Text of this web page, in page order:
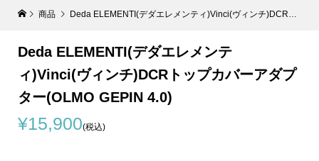
商品 Deda ELEMENTI(デダエレメンティ)Vinci(ヴィンチ)DCRトップカバーアダプター(OLMO GEPIN 4.0)
Deda ELEMENTI(デダエレメンテ
ィ)Vinci(ヴィンチ)DCRトップカバーアダプ
ター(OLMO GEPIN 4.0)
¥15,900(税込)